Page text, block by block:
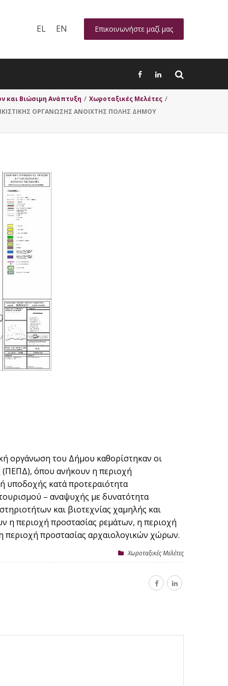
EL EN Επικοινωνήστε μαζί μας
και Βιώσιμη Ανάπτυξη / Χωροταξικές Μελέτες /
ΟΡΓΑΝΩΣΗΣ ΑΝΟΙΧΤΗΣ ΠΟΛΗΣ ΔΗΜΟΥ
οργάνωση του Δήμου καθορίστηκαν οι
(ΠΕΠΔ), όπου ανήκουν η περιοχή
υποδοχής κατά προτεραιότητα
– αναψυχής με δυνατότητα
και βιοτεχνίας χαμηλής και
η περιοχή προστασίας ρεμάτων, η περιοχή
περιοχή προστασίας αρχαιολογικών χώρων.
Χωροταξικές Μελέτες